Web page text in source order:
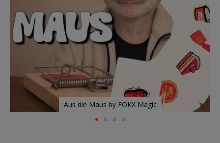
Aus die Maus by FOKX Magic